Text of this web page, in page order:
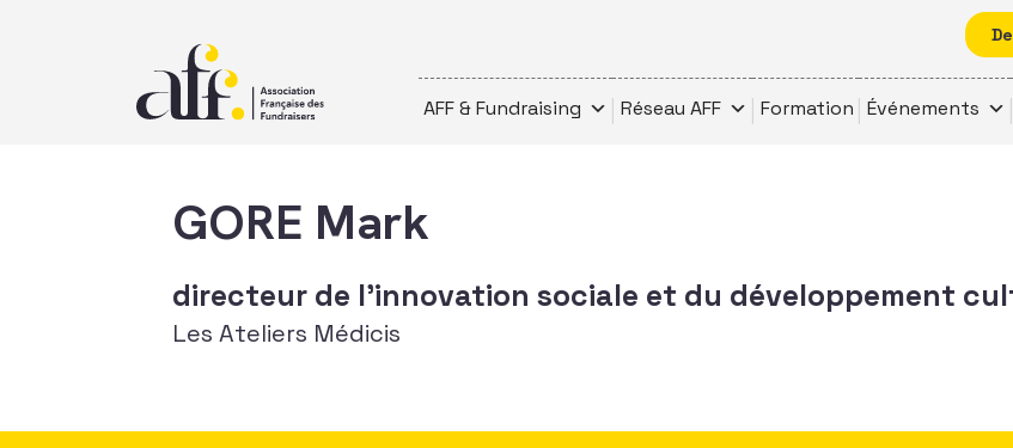
AFF & Fundraising Réseau AFF Formation Événements
GORE Mark
directeur de l'innovation sociale et du développement
Les Ateliers Médicis